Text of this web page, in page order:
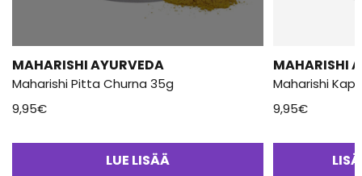
MAHARISHI AYURVEDA
Maharishi Pitta Churna 35g
9,95€
LUE LISÄÄ
MAHARISHI
Maharishi
9,95€